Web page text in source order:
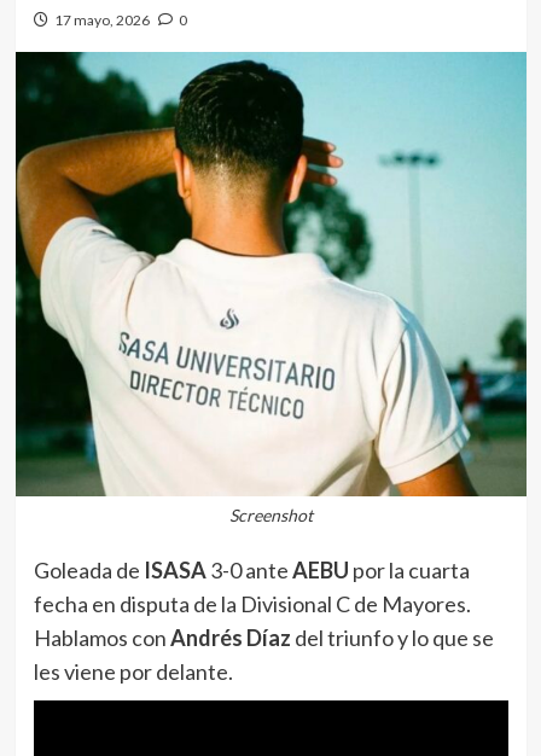
17 mayo, 2026 0
Screenshot
Goleada de ISASA3-0 anteAEBU por la cuarta
fecha en disputa de la Divisional C de Mayores.
Hablamos conAndrés Díaz del triunfo y lo que se
les viene por delante.